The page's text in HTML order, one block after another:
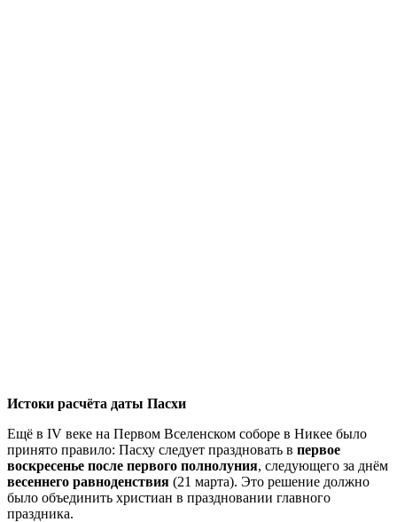
Истоки расчёта даты Пасхи
Ещё в IV веке на Первом Вселенском соборе в Никее было
принято правило: Пасху следует праздновать в первое
воскресенье после первого полнолуния, следующего за днём
весеннего равноденствия (21 марта). Это решение должно
было объединить христиан в праздновании главного
праздника.